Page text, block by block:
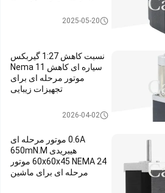
موتور پله ای nema 112025-05-20
نسبت کاهش 1:27 گیربکس
سیاره ای کاهش Nema 11
موتور مرحله ای برای
تجهیزات زیبایی
موتور پله ای دنده ای NEMA 11
2026-04-02
0.6A موتور مرحله ای
هیبریدی 650mN.M
60x60x45 NEMA 24 موتور
مرحله ای برای ماشین